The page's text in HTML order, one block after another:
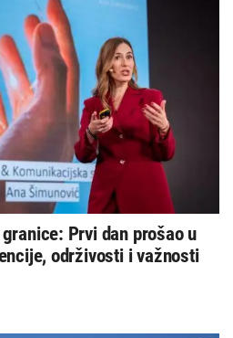
Prvi dan prošao u
održivosti i važnosti